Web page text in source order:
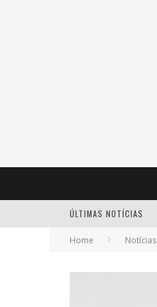
ÚLTIMAS NOTÍCIAS
Home Notícias